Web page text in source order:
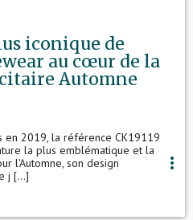
iconique de
au cœur de la
Automne
2019, la référence CK19119
la plus emblématique et la
l'Automne, son design
j [...]
more_vert